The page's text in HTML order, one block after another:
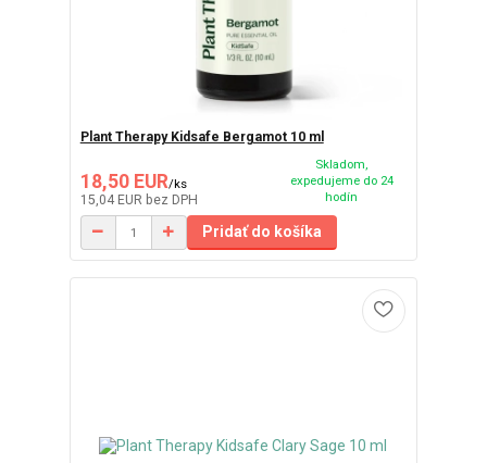
Plant Therapy Kidsafe Bergamot 10 ml
18,50 EUR/ks
15,04 EUR bez DPH
Skladom,
expedujeme do 24
hodín
Pridať do košíka